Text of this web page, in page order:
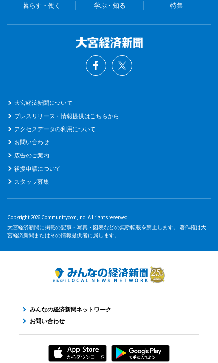
暮らす・働く 学ぶ・知る 特集
大宮経済新聞について
プレスリリース・情報提供はこちらから
アクセスデータの利用について
お問い合わせ
広告のご案内
後援申請について
スタッフ募集
Copyright 2026 Communitycom,Inc. All rights reserved.
大宮経済新聞に掲載の記事・写真・図表などの無断転載を禁止します。 著作権は大
宮経済新聞またはその情報提供者に属します。
みんなの経済新聞ネットワーク
お問い合わせ